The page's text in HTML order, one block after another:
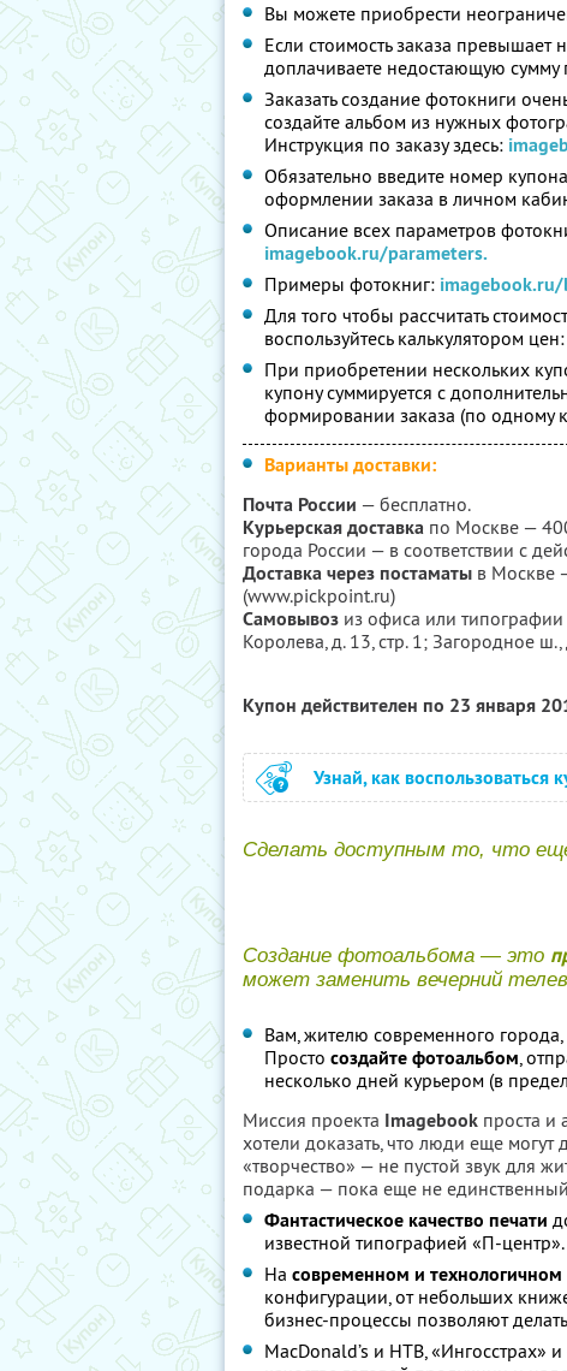
Вы можете приобрести
Если стоимость заказа превышает
доплачиваете недостающую сумму
Заказать создание фотокниги
создайте альбом из нужных
Инструкция по заказу здесь:
Обязательно введите номер
оформлении заказа в личном
Описание всех параметров
imagebook.ru/parameters.
Примеры фотокниг:
Для того чтобы рассчитать
воспользуйтесь калькулятором цен:
При приобретении нескольких
купону суммируется с
формировании заказа (по одному
Варианты доставки:
Почта России — бесплатно.
Курьерская доставка по Москве —
города России — в соответствии с
Доставка через постаматы в Москве
(www.pickpoint.ru)
Самовывоз из офиса или
Королева, д. 13, стр. 1; Загородное ш.,
Купон действителен по 23 января
Узнай, как воспользоваться
Сделать доступным то, что
Создание фотоальбома — это
может заменить вечерний
Вам, жителю современного города,
Просто создайте фотоальбом,
несколько дней курьером (в
Миссия проекта Imagebook проста и
хотели доказать, что люди еще могут
«творчество» — не пустой звук для
подарка — пока еще не
Фантастическое качество печати
известной типографией «П-центр».
На современном и технологичном
конфигурации, от небольших
бизнес-процессы позволяют
MacDonald’s и НТВ, «Ингосстрах»